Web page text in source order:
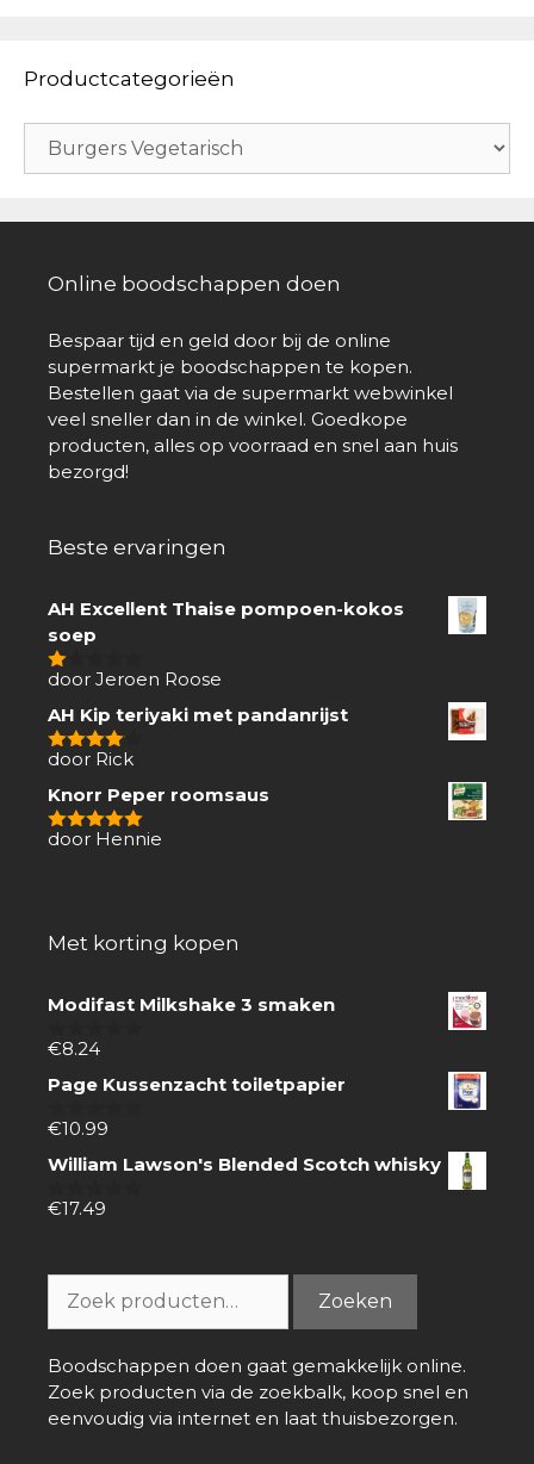
Productcategorieën
Online boodschappen doen
Bespaar tijd en geld door bij de online
supermarkt je boodschappen te kopen.
Bestellen gaat via de supermarkt webwinkel
veel sneller dan in de winkel. Goedkope
producten, alles op voorraad en snel aan huis
bezorgd!
Beste ervaringen
AH Excellent Thaise pompoen-kokos
soep
1
5
door Jeroen Roose
AH Kip teriyaki met pandanrijst
4van 5
door Rick
Knorr Peper roomsaus
5van 5
door Hennie
Met korting kopen
Modifast Milkshake 3 smaken
0
5
€8.24
Page Kussenzacht toiletpapier
0
5
€10.99
William Lawson's Blended Scotch whisky
0
€17.49
naar:
Zoeken
Boodschappen doen gaat gemakkelijk online.
Zoek producten via de zoekbalk, koop snel en
eenvoudig via internet en laat thuisbezorgen.